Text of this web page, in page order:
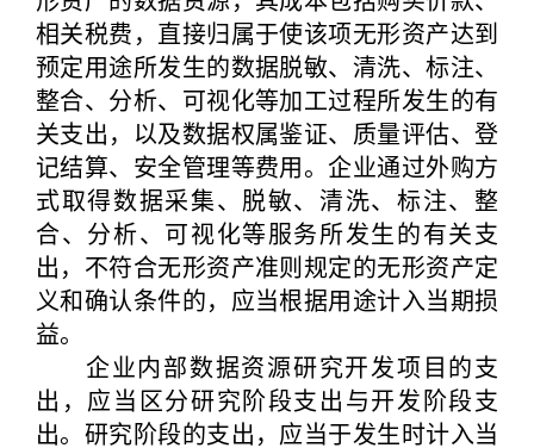
相关税费，直接归属于使该项无形资产达到
预定用途所发生的数据脱敏、清洗、标注、
整合、分析、可视化等加工过程所发生的有
关支出，以及数据权属鉴证、质量评估、登
记结算、安全管理等费用。企业通过外购方
式取得数据采集、脱敏、清洗、标注、整
合、分析、可视化等服务所发生的有关支
出，不符合无形资产准则规定的无形资产定
义和确认条件的，应当根据用途计入当期损
益。
企业内部数据资源研究开发项目的支
出，应当区分研究阶段支出与开发阶段支
出。研究阶段的支出，应当于发生时计入当